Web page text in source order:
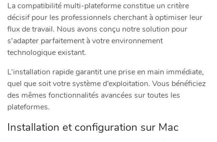
La compatibilité multi-plateforme constitue un critère
décisif pour les professionnels cherchant à optimiser leur
flux de travail. Nous avons conçu notre solution pour
s’adapter parfaitement à votre environnement
technologique existant.
L’installation rapide garantit une prise en main immédiate,
quel que soit votre système d’exploitation. Vous bénéficiez
des mêmes fonctionnalités avancées sur toutes les
plateformes.
Installation et configuration sur Mac